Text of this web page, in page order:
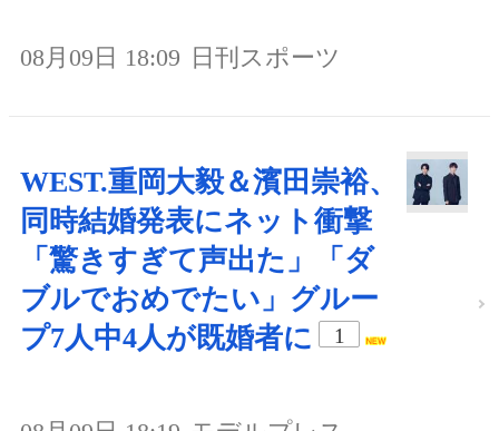
08月09日 18:09 日刊スポーツ
WEST.重岡大毅＆濱田崇裕、
同時結婚発表にネット衝撃
「驚きすぎて声出た」「ダ
ブルでおめでたい」グルー
プ7人中4人が既婚者に
1